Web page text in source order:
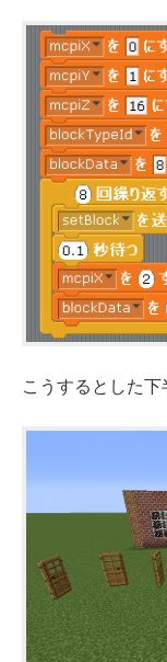
こうするとした下